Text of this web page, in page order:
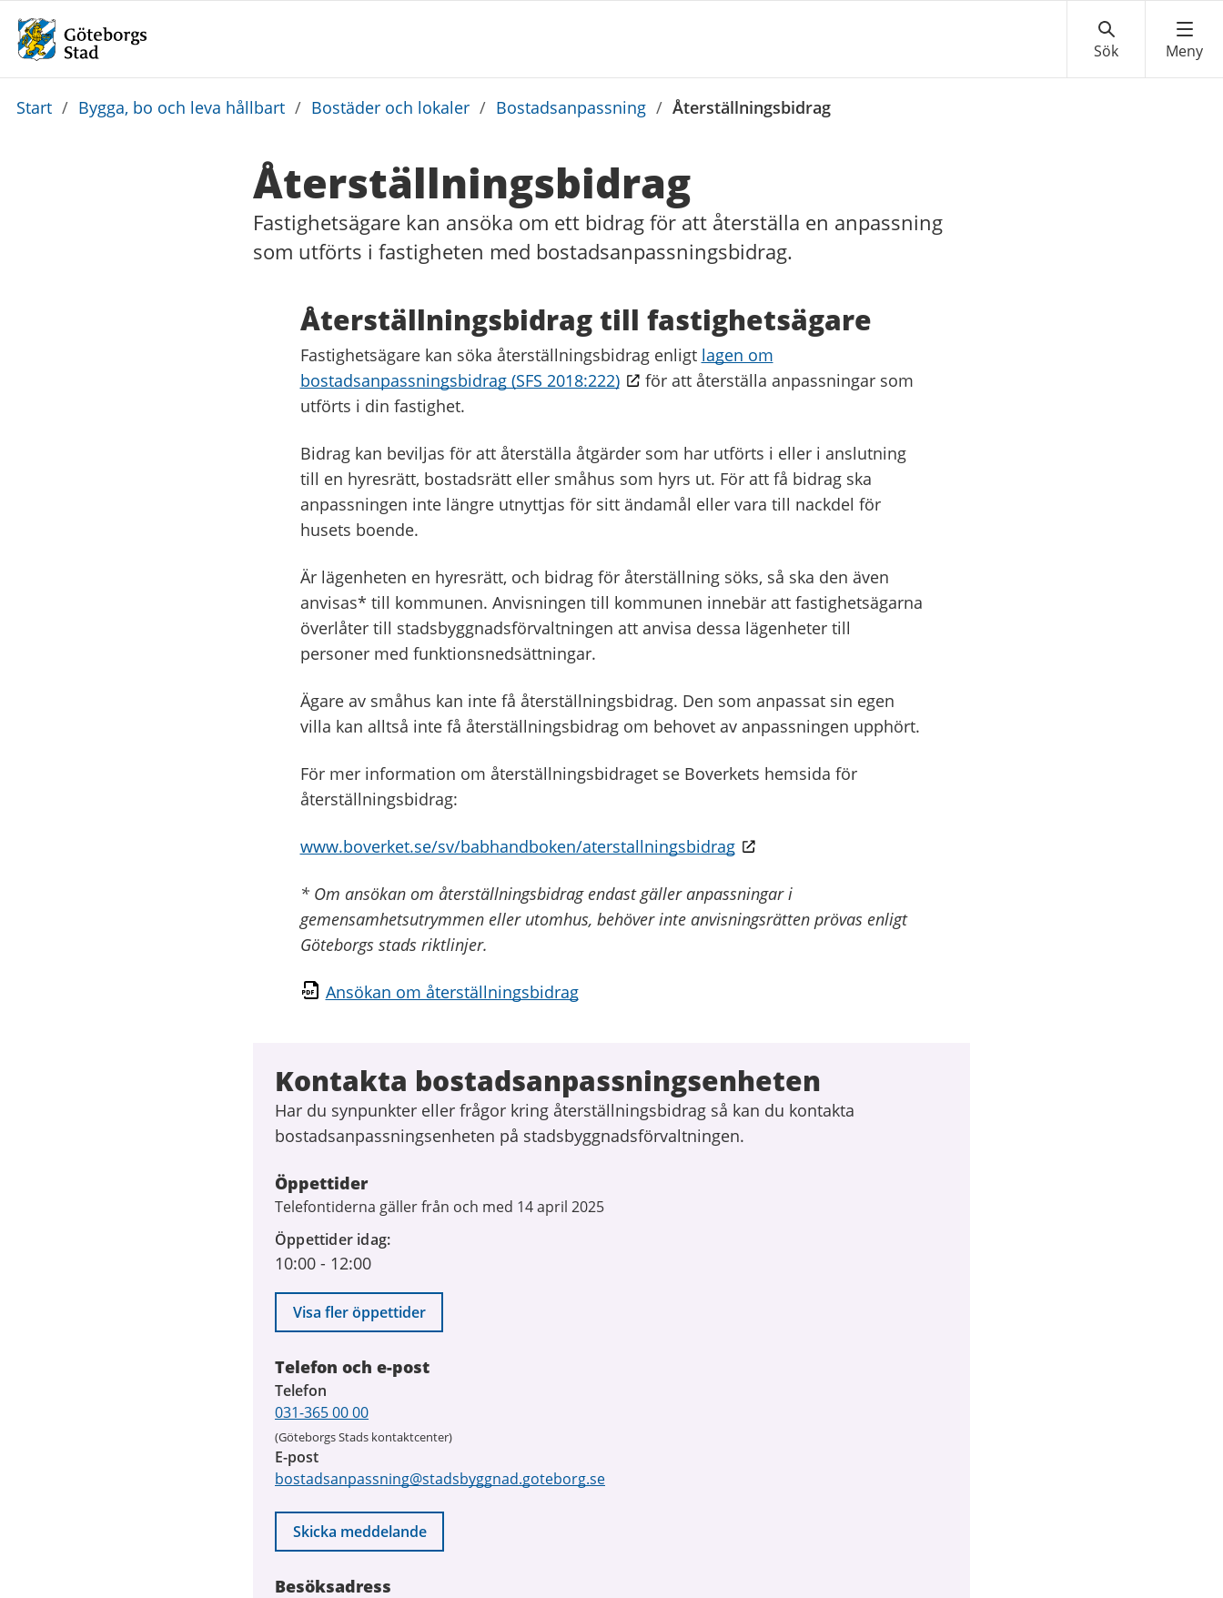
Du
Start / Bygga, bo och leva hållbart / Bostäder och lokaler / Bostadsanpassning / Återställningsbidrag
Återställningsbidrag
Fastighetsägare kan ansöka om ett bidrag för att återställa en anpassning
som utförts i fastigheten med bostadsanpassningsbidrag.
Återställningsbidrag till fastighetsägare
Fastighetsägare kan söka återställningsbidrag enligt lagen om
bostadsanpassningsbidrag (SFS 2018:222)
för att återställa anpassningar som
utförts i din fastighet.
Bidrag kan beviljas för att återställa åtgärder som har utförts i eller i anslutning
till en hyresrätt, bostadsrätt eller småhus som hyrs ut. För att få bidrag ska
anpassningen inte längre utnyttjas för sitt ändamål eller vara till nackdel för
husets boende.
Är lägenheten en hyresrätt, och bidrag för återställning söks, så ska den även
anvisas* till kommunen. Anvisningen till kommunen innebär att fastighetsägarna
överlåter till stadsbyggnadsförvaltningen att anvisa dessa lägenheter till
personer med funktionsnedsättningar.
Ägare av småhus kan inte få återställningsbidrag. Den som anpassat sin egen
villa kan alltså inte få återställningsbidrag om behovet av anpassningen upphört.
För mer information om återställningsbidraget se Boverkets hemsida för
återställningsbidrag:
www.boverket.se/sv/babhandboken/aterstallningsbidrag
* Om ansökan om återställningsbidrag endast gäller anpassningar i
gemensamhetsutrymmen eller utomhus, behöver inte anvisningsrätten prövas enligt
Göteborgs stads riktlinjer.
Ansökan om återställningsbidrag
Kontakta bostadsanpassningsenheten
Har du synpunkter eller frågor kring återställningsbidrag så kan du kontakta
bostadsanpassningsenheten på stadsbyggnadsförvaltningen.
Öppettider
Telefontiderna gäller från och med 14 april 2025
Öppettider idag
10:00 - 12:00
Visa fler öppettider
Telefon och e-post
Telefon
031-365 00 00
(Göteborgs Stads kontaktcenter)
E-post
bostadsanpassning@stadsbyggnad.goteborg.se
Skicka meddelande
Besöksadress